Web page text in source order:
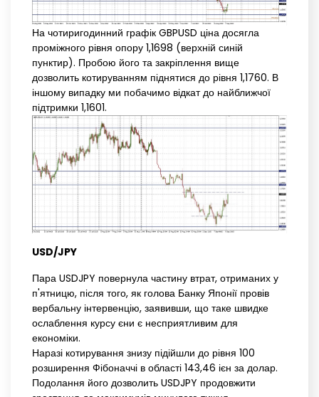
На чотиригодинний графік GBPUSD ціна досягла
проміжного рівня опору 1,1698 (верхній синій
пунктир). Пробою його та закріплення вище
дозволить котируванням піднятися до рівня 1,1760. В
іншому випадку ми побачимо відкат до найближчої
підтримки 1,1601.
USD/JPY
Пара USDJPY повернула частину втрат, отриманих у
п'ятницю, після того, як голова Банку Японії провів
вербальну інтервенцію, заявивши, що таке швидке
ослаблення курсу єни є несприятливим для
економіки.
Наразі котирування знизу підійшли до рівня 100
розширення Фібоначчі в області 143,46 ієн за долар.
Подолання його дозволить USDJPY продовжити